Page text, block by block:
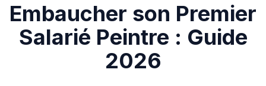
Embaucher son Premier
Salarié Peintre : Guide
2026